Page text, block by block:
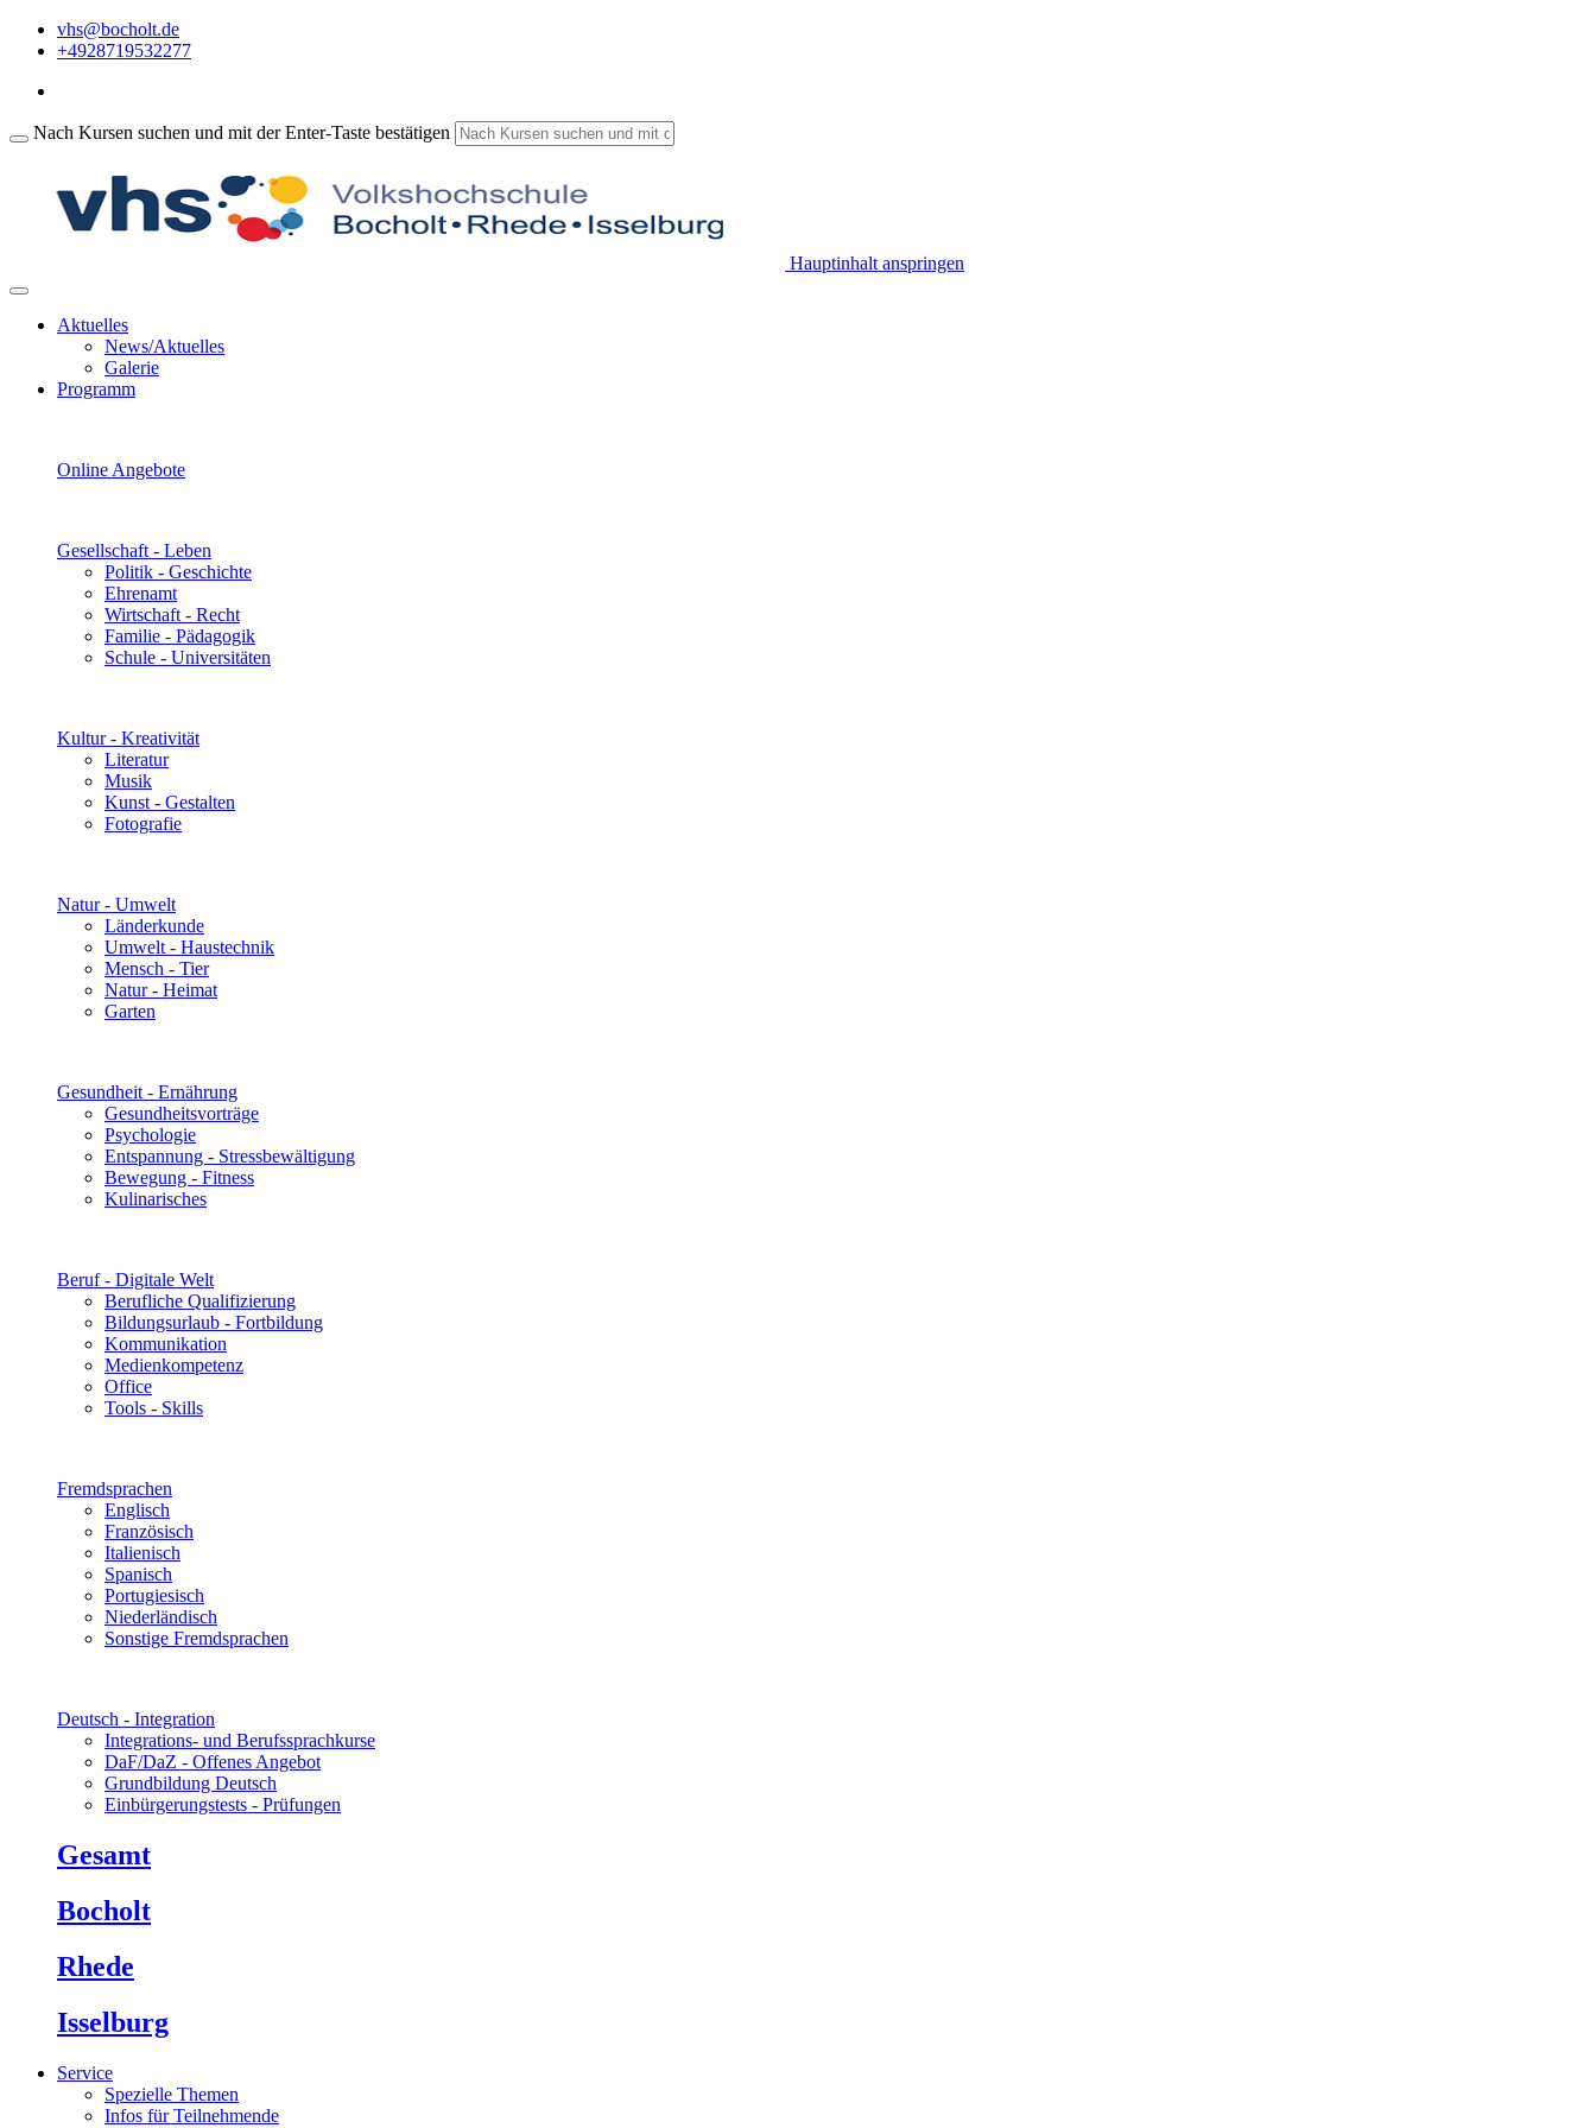
vhs@bocholt.de
+4928719532277
Nach Kursen suchen und mit der Enter-Taste bestätigen
Hauptinhalt anspringen
Aktuelles
News/Aktuelles
Galerie
Programm
Online Angebote
Gesellschaft - Leben
Politik - Geschichte
Ehrenamt
Wirtschaft - Recht
Familie - Pädagogik
Schule - Universitäten
Kultur - Kreativität
Literatur
Musik
Kunst - Gestalten
Fotografie
Natur - Umwelt
Länderkunde
Umwelt - Haustechnik
Mensch - Tier
Natur - Heimat
Garten
Gesundheit - Ernährung
Gesundheitsvorträge
Psychologie
Entspannung - Stressbewältigung
Bewegung - Fitness
Kulinarisches
Beruf - Digitale Welt
Berufliche Qualifizierung
Bildungsurlaub - Fortbildung
Kommunikation
Medienkompetenz
Office
Tools - Skills
Fremdsprachen
Englisch
Französisch
Italienisch
Spanisch
Portugiesisch
Niederländisch
Sonstige Fremdsprachen
Deutsch - Integration
Integrations- und Berufssprachkurse
DaF/DaZ - Offenes Angebot
Grundbildung Deutsch
Einbürgerungstests - Prüfungen
Gesamt
Bocholt
Rhede
Isselburg
Service
Spezielle Themen
Infos für Teilnehmende